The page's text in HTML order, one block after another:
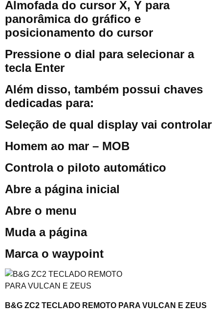
Almofada do cursor X, Y para
panorâmica do gráfico e
posicionamento do cursor
Pressione o dial para selecionar a
tecla Enter
Além disso, também possui chaves
dedicadas para:
Seleção de qual display vai controlar
Homem ao mar – MOB
Controla o piloto automático
Abre a página inicial
Abre o menu
Muda a página
Marca o waypoint
B&G ZC2 TECLADO REMOTO PARA VULCAN E ZEUS